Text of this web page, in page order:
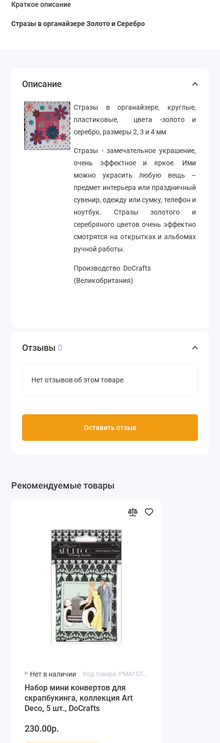
Краткое описание
Стразы в органайзере Золото и Серебро
Описание
Стразы в органайзере, круглые,
пластиковые, цвета -золото и
серебро, размеры 2, 3 и 4 мм
Стразы - замечательное украшение,
очень эффектное и яркое. Ими
можно украсить любую вещь –
предмет интерьера или праздничный
сувенир, одежду или сумку, телефон и
ноутбук. Стразы золотого и
серебряного цветов очень эффектно
смотрятся на открытках и альбомах
ручной работы.
Производство DoCrafts
(Великобритания)
Отзывы 0
Нет отзывов об этом товаре.
Оставить отзыв
Рекомендуемые товары
Нет в наличии Код товара: PMA157217
Набор мини конвертов для
скрапбукинга, коллекция Art
Deco, 5 шт., DoCrafts
230.00р.